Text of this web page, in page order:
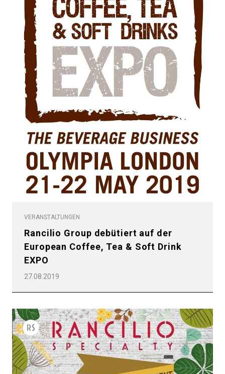
VERANSTALTUNGEN
Rancilio Group debütiert auf der
European Coffee, Tea & Soft Drink
EXPO
27.08.2019